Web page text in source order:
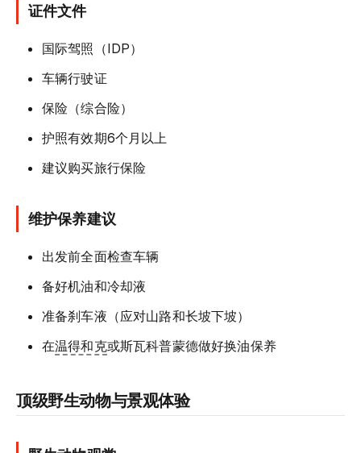
证件文件
国际驾照（IDP）
车辆行驶证
保险（综合险）
护照有效期6个月以上
建议购买旅行保险
维护保养建议
出发前全面检查车辆
备好机油和冷却液
准备刹车液（应对山路和长坡下坡）
在温得和克或斯瓦科普蒙德做好换油保养
顶级野生动物与景观体验